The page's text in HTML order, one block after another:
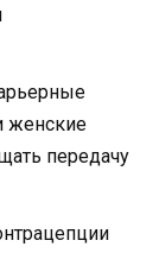
женские
передачу